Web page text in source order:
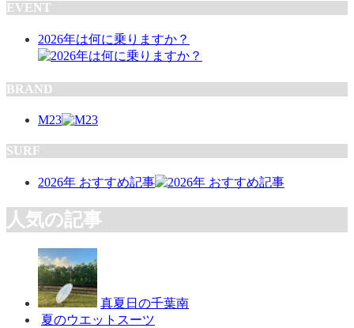
EVENT
2026年は何に乗りますか？
BRAND
M23
SURF
2026年 おすすめ記事
人気の記事
真夏日の千葉南
夏のウエットスーツ